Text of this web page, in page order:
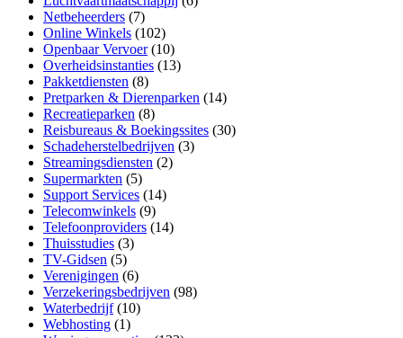
Netbeheerders (7)
Online Winkels (102)
Openbaar Vervoer(10)
Overheidsinstanties (13)
Pakketdiensten (8)
Pretparken & Dierenparken (14)
Recreatieparken (8)
Reisbureaus & Boekingssites (30)
Schadeherstelbedrijven (3)
Streamingsdiensten (2)
Supermarkten (5)
Support Services (14)
Telecomwinkels (9)
Telefoonproviders (14)
Thuisstudies (3)
TV-Gidsen (5)
Verenigingen (6)
Verzekeringsbedrijven (98)
Waterbedrijf(10)
Webhosting (1)